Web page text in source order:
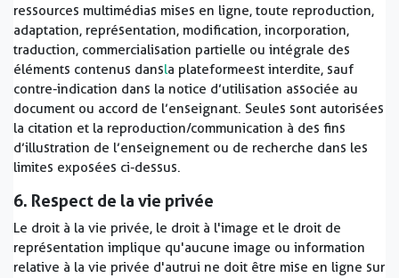
ressources multimédias mises en ligne, toute reproduction,
adaptation, représentation, modification, incorporation,
traduction, commercialisation partielle ou intégrale des
éléments contenus dansla plateforme est interdite, sauf
contre-indication dans la notice d’utilisation associée au
document ou accord de l’enseignant. Seules sont autorisées
la citation et la reproduction/communication à des fins
d’illustration de l’enseignement ou de recherche dans les
limites exposées ci-dessus.
6. Respect de la vie privée
Le droit à la vie privée, le droit à l'image et le droit de
représentation implique qu'aucune image ou information
relative à la vie privée d'autrui ne doit être mise en ligne sur